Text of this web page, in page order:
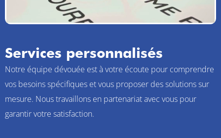
Services personnalisés
Notre équipe dévouée est à votre écoute pour comprendre
vos besoins spécifiques et vous proposer des solutions sur
mesure. Nous travaillons en partenariat avec vous pour
garantir votre satisfaction.